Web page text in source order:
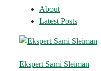
About
Latest Posts
Ekspert Sami Sleiman